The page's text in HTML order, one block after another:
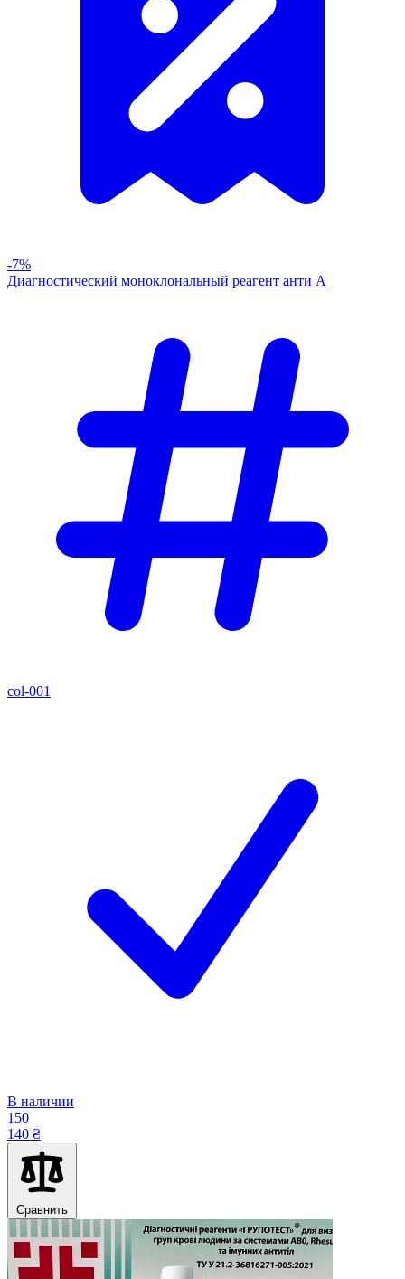
-7%
Диагностический моноклональный реагент анти А
col-001
В наличии
150
140 ₴
Сравнить